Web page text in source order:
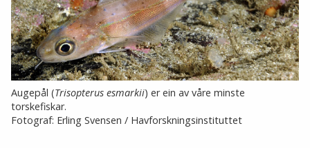
Augepål (Trisopterus esmarkii) er ein av våre minste
torskefiskar.
Fotograf: Erling Svensen / Havforskningsinstituttet